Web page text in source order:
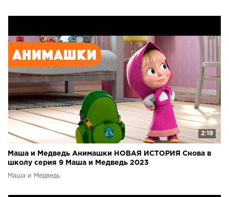
2:19
Маша и Медведь Анимашки НОВАЯ ИСТОРИЯ Снова в
школу серия 9 Маша и Медведь 2023
Маша и Медведь